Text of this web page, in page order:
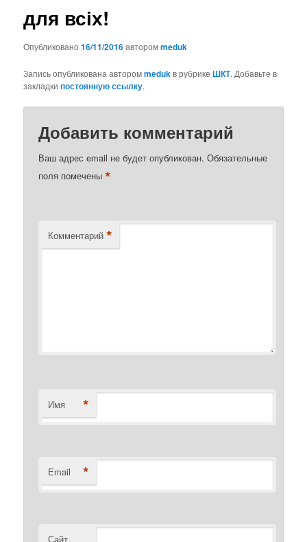
для всіх!
Опубликовано16/11/2016авторомmeduk
Запись опубликована авторомmedukв рубрикеШКТ. Добавьте в
закладкипостоянную ссылку.
Добавить комментарий
Ваш адрес email не будет опубликован. Обязательные
поля помечены*
Комментарий *
Имя *
Email *
Сайт